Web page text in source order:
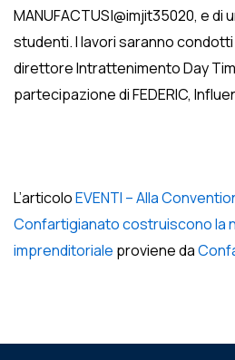
MANUFACTUS|@imjit35020, e
studenti. I lavori saranno
direttore Intrattenimento Day
partecipazione di FEDERIC,
L’articoloEVENTI – Alla
Confartigianato costruiscono la
imprenditoriale proviene da